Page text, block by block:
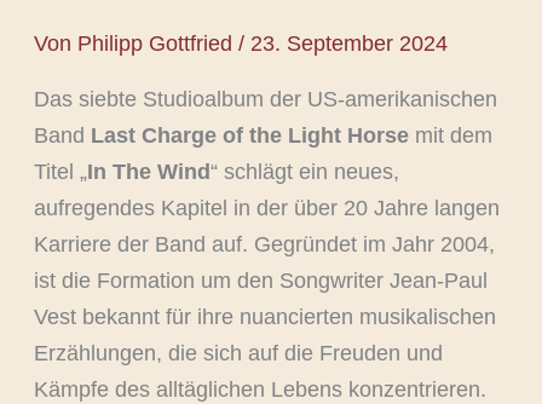
Von Philipp Gottfried / 23. September 2024
Das siebte Studioalbum der US-amerikanischen
Band Last Charge of the Light Horsemit dem
Titel „In The Wind“ schlägt ein neues,
aufregendes Kapitel in der über 20 Jahre langen
Karriere der Band auf. Gegründet im Jahr 2004,
ist die Formation um den Songwriter Jean-Paul
Vest bekannt für ihre nuancierten musikalischen
Erzählungen, die sich auf die Freuden und
Kämpfe des alltäglichen Lebens konzentrieren.